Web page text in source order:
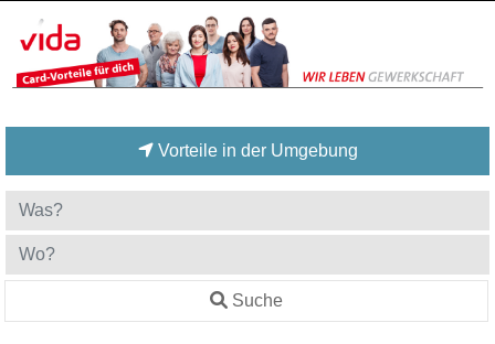
Vorteile in der Umgebung
Suche